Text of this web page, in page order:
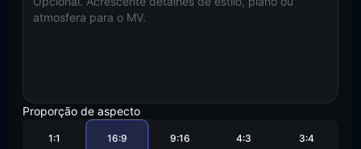
Proporção de aspecto
1:1 16:9 9:16 4:3 3:4